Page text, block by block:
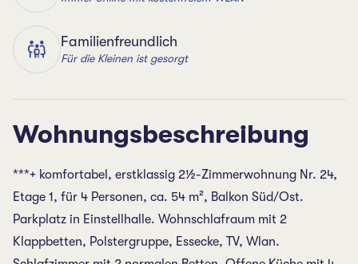
Familienfreundlich
Für die Kleinen ist gesorgt
Wohnungsbeschreibung
***+ komfortabel, erstklassig 2½-Zimmerwohnung Nr. 24,
Etage 1, für 4 Personen, ca. 54 m², Balkon Süd/Ost.
Parkplatz in Einstellhalle. Wohnschlafraum mit 2
Klappbetten, Polstergruppe, Essecke, TV, Wlan.